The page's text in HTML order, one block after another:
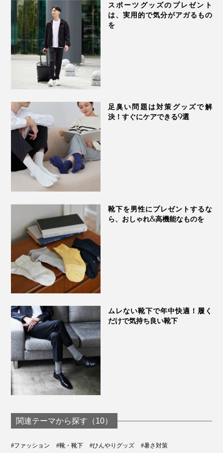
スポーツグッズのプレゼント
は、実用的で気分がアガるもの
を
足臭い問題は対策グッズで解
決！すぐにケアできる9選
靴下を男性にプレゼントするな
ら、おしゃれ&高機能なものを
ムレない靴下で年中快適！履く
だけで気持ち良い靴下
関連テーマから探す（10）
#ファッション #靴・靴下 #ひんやりグッズ #暑さ対策